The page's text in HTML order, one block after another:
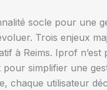
socle pour une
Trois enjeux
à Reims. Iprof n’est
simplifier une
chaque utilisateur